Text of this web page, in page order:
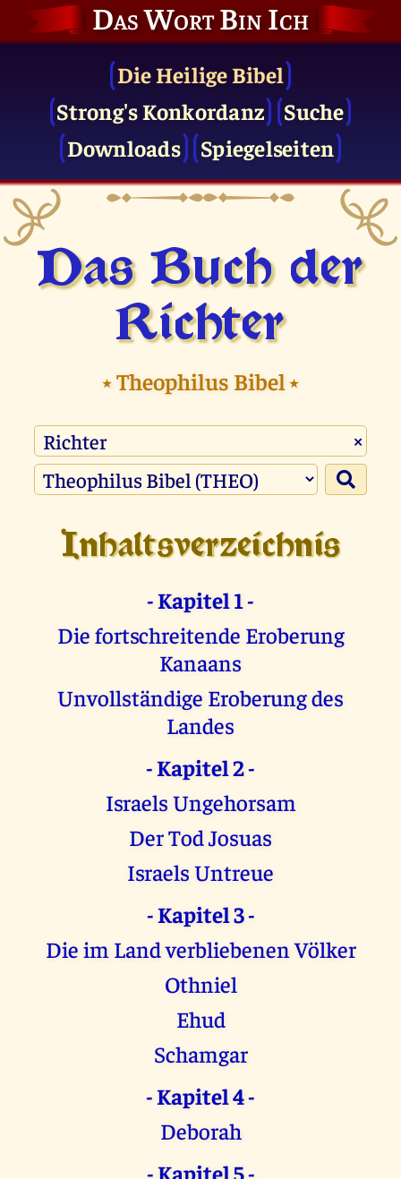
Das Wort Bin Ich
Die Heilige Bibel
Strong's Konkordanz
Suche
Downloads
Spiegelseiten
Das Buch der
Richter
⭑Theophilus Bibel⭑
×
Inhaltsverzeichnis
- Kapitel 1 -
Die fortschreitende Eroberung
Kanaans
Unvollständige Eroberung des
Landes
- Kapitel 2 -
Israels Ungehorsam
Der Tod Josuas
Israels Untreue
- Kapitel 3 -
Die im Land verbliebenen Völker
Othniel
Ehud
Schamgar
- Kapitel 4 -
Deborah
- Kapitel 5 -